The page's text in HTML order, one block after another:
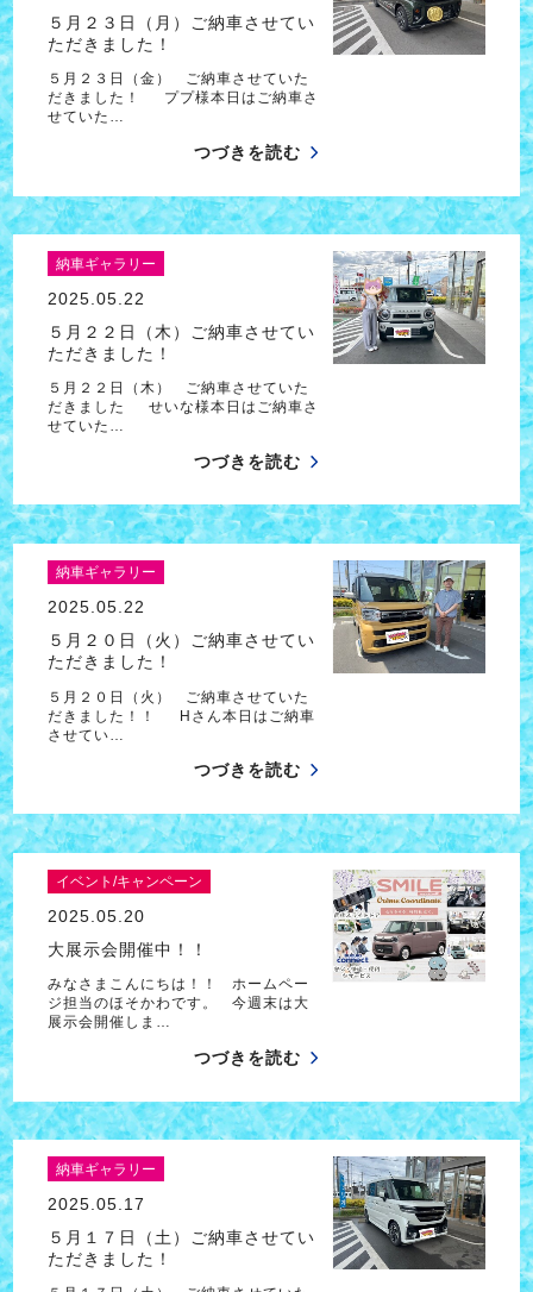
５月２３日（月）ご納車させてい
ただきました！
５月２３日（金） ご納車させていた
だきました！ ププ様本日はご納車さ
せていた…
つづきを読む
納車ギャラリー
2025.05.22
５月２２日（木）ご納車させてい
ただきました！
５月２２日（木） ご納車させていた
だきました せいな様本日はご納車さ
せていた…
つづきを読む
納車ギャラリー
2025.05.22
５月２０日（火）ご納車させてい
ただきました！
５月２０日（火） ご納車させていた
だきました！！ Hさん本日はご納車
させてい…
つづきを読む
イベント/キャンペーン
2025.05.20
大展示会開催中！！
みなさまこんにちは！！ ホームペー
ジ担当のほそかわです。 今週末は大
展示会開催しま…
つづきを読む
納車ギャラリー
2025.05.17
５月１７日（土）ご納車させてい
ただきました！